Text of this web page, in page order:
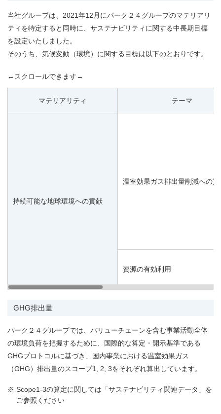
当社グループは、2021年12月にパーク２４グループのマテリアリ
ティを特定すると同時に、サステナビリティに関する中長期目標
を設定いたしました。
そのうち、気候変動（環境）に関する目標は以下のとおりです。
←スクロールできます→
マテリアリティ テーマ
持続可能な地球環境への貢献
温室効果ガス排出量削減への貢
資源の有効利用
GHG排出量
パーク２４グループでは、バリューチェーンを含む事業活動全体
の環境負荷を把握するために、国際的な算定・開示基準である
GHGプロトコルに基づき、国内事業における温室効果ガス
（GHG）排出量のスコープ1, 2, 3をそれぞれ算出しています。
※ Scope1-3の算定に関しては「サステナビリティ関連データ」を
ご参照ください